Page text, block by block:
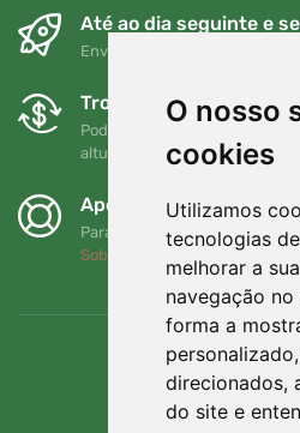
O nosso
cookies
Utilizamos
tecnologias
melhorar a
navegação
forma a
direcionados,
do site e
Até ao dia seguinte e
Envio gratuito para
Trocas e devoluções
Pode devolver ou trocar a sua
altura no prazo de 90 dias
Apoiamos a Trees.org
Para cada encomenda
Sobre nós